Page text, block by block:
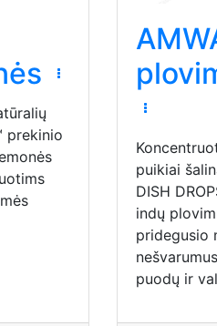
prekinio
puikiai
DISH
indų
pridegusio
puodų ir